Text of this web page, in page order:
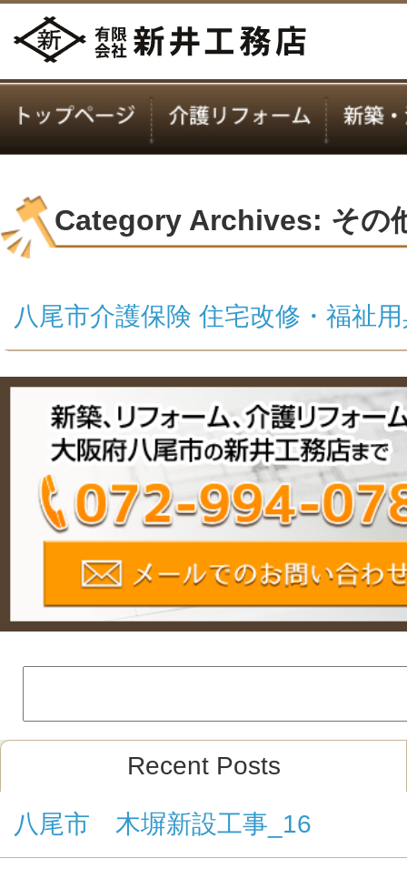
Category Archives: その
八尾市介護保険 住宅改修・福祉
Recent Posts
八尾市 木塀新設工事_16